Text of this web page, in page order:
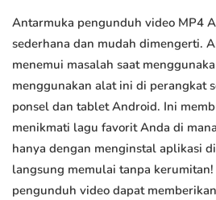
Antarmuka pengunduh video MP4
sederhana dan mudah dimengerti.
menemui masalah saat
menggunakan alat ini di perangkat
ponsel dan tablet Android. Ini
menikmati lagu favorit Anda di
hanya dengan menginstal aplikasi
langsung memulai tanpa
pengunduh video dapat